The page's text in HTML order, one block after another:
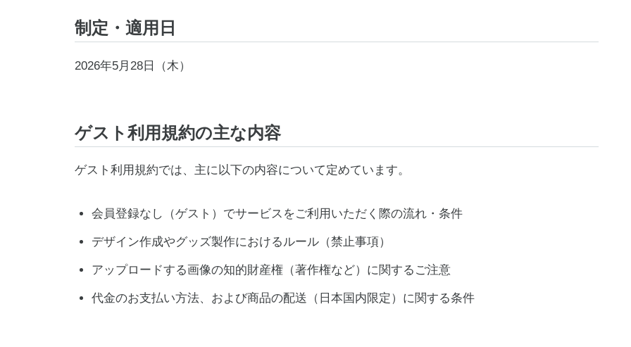
制定・適用日
2026年5月28日（木）
ゲスト利用規約の主な内容
ゲスト利用規約では、主に以下の内容について定めています。
会員登録なし（ゲスト）でサービスをご利用いただく際の流れ・条件
デザイン作成やグッズ製作におけるルール（禁止事項）
アップロードする画像の知的財産権（著作権など）に関するご注意
代金のお支払い方法、および商品の配送（日本国内限定）に関する条件